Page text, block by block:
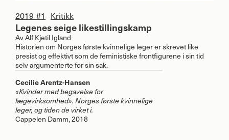
2019 #1 Kritikk
Legenes seige likestillingskamp
AvAlf Kjetil Igland
Historien om Norges første kvinnelige leger er skrevet like
presist og effektivt som de feministiske frontfigurene i sin tid
selv argumenterte for sin sak.
Cecilie Arentz-Hansen
«Kvinder med begavelse for
lægevirksomhed». Norges første kvinnelige
leger, og tiden de virket i.
Cappelen Damm, 2018